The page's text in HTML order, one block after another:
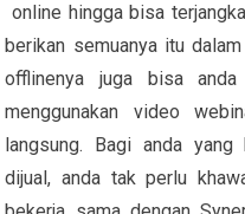
online hingga bisa
berikan semuanya itu
offlinenya juga bisa
menggunakan video
langsung. Bagi anda
dijual, anda tak perlu